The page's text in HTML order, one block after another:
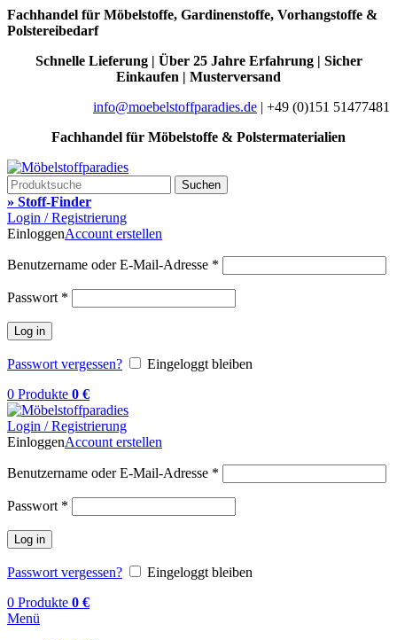
Fachhandel für Möbelstoffe, Gardinenstoffe, Vorhangstoffe &
Polstereibedarf
Schnelle Lieferung | Über 25 Jahre Erfahrung | Sicher
Einkaufen | Musterversand
info@moebelstoffparadies.de | +49 (0)151 51477481
Fachhandel für Möbelstoffe & Polstermaterialien
Suchen
» Stoff-Finder
Login / Registrierung
EinloggenAccount erstellen
Benutzername oder E-Mail-Adresse *
Passwort *
Log in
Passwort vergessen?
Eingeloggt bleiben
0 Produkte 0 €
Login / Registrierung
EinloggenAccount erstellen
Benutzername oder E-Mail-Adresse *
Passwort *
Log in
Passwort vergessen?
Eingeloggt bleiben
0 Produkte 0 €
Menü